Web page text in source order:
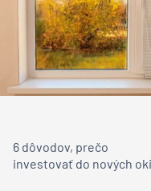
6 dôvodov, prečo
investovať do nových